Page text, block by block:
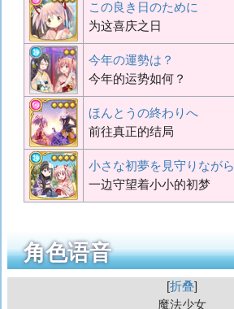
この良き日のために
为这喜庆之日
今年の運勢は？
今年的运势如何？
ほんとうの終わりへ
前往真正的结局
小さな初夢を見守りながら
一边守望着小小的初梦
角色语音
折叠
魔法少女